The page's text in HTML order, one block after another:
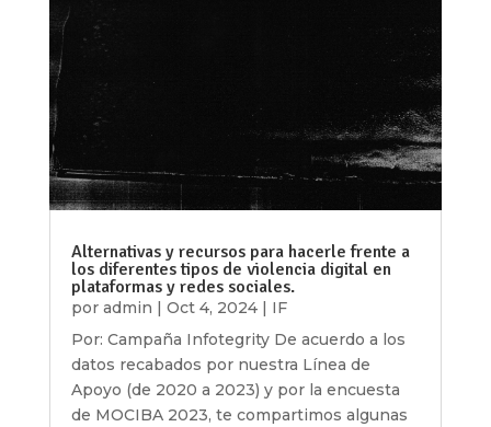
Alternativas y recursos para hacerle frente a
los diferentes tipos de violencia digital en
plataformas y redes sociales.
por admin | Oct 4, 2024| IF
Por: Campaña Infotegrity De acuerdo a los
datos recabados por nuestra Línea de
Apoyo (de 2020 a 2023) y por la encuesta
de MOCIBA 2023, te compartimos algunas